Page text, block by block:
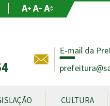
Mapa do Site Aumentar
Diminuir
Fonte Original
E-mail da
CULTURA